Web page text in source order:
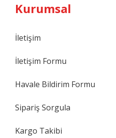
Kurumsal
İletişim
İletişim Formu
Havale Bildirim Formu
Sipariş Sorgula
Kargo Takibi